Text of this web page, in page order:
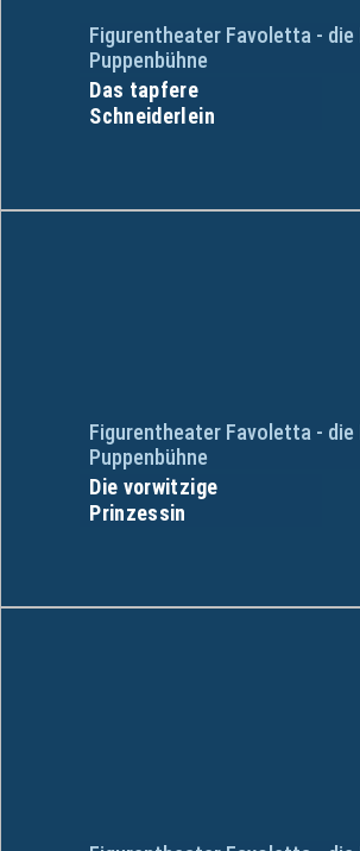
Figurentheater Favoletta - die
Puppenbühne
Das tapfere
Schneiderlein
Figurentheater Favoletta - die
Puppenbühne
Die vorwitzige
Prinzessin